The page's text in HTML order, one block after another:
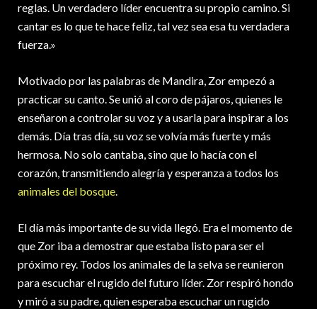
reglas. Un verdadero líder encuentra su propio camino. Si
cantar es lo que te hace feliz, tal vez sea esa tu verdadera
fuerza.»
Motivado por las palabras de Mandira, Zor empezó a
practicar su canto. Se unió al coro de pájaros, quienes le
enseñaron a controlar su voz y a usarla para inspirar a los
demás. Día tras día, su voz se volvía más fuerte y más
hermosa. No solo cantaba, sino que lo hacía con el
corazón, transmitiendo alegría y esperanza a todos los
animales del bosque.
El día más importante de su vida llegó. Era el momento de
que Zor iba a demostrar que estaba listo para ser el
próximo rey. Todos los animales de la selva se reunieron
para escuchar el rugido del futuro líder. Zor respiró hondo
y miró a su padre, quien esperaba escuchar un rugido